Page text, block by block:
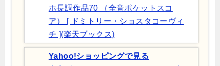
ホ長調作品70 （全音ポケットスコ
ア） [ ドミトリー・ショスタコーヴィ
チ ](楽天ブックス)
Yahoo!ショッピングで見る